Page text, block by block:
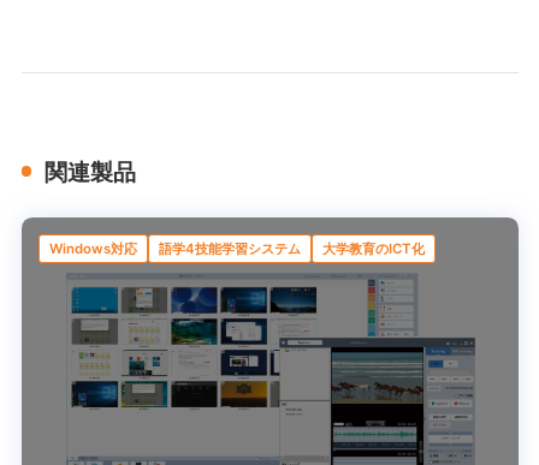
関連製品
Windows対応 語学4技能学習システム 大学教育のICT化